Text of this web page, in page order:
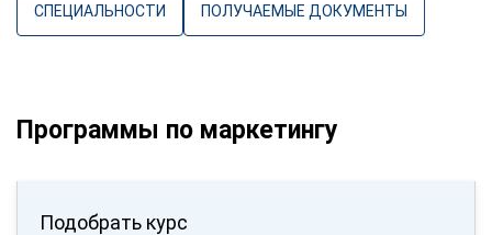
СПЕЦИАЛЬНОСТИ ПОЛУЧАЕМЫЕ ДОКУМЕНТЫ
Программы по маркетингу
Подобрать курс